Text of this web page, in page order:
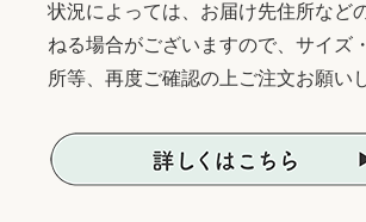
状況によっては、お届け先住所など
ねる場合がございますので、サイズ
所等、再度ご確認の上ご注文お願い